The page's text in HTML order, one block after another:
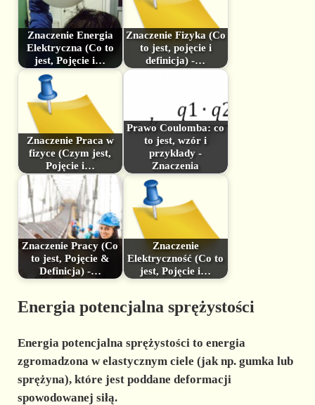
Znaczenie Energia
Elektryczna (Co to
jest, Pojęcie i…
Znaczenie Fizyka (Co
to jest, pojęcie i
definicja) -…
Znaczenie Praca w
fizyce (Czym jest,
Pojęcie i…
Prawo Coulomba: co
to jest, wzór i
przykłady -
Znaczenia
Znaczenie Pracy (Co
to jest, Pojęcie &
Definicja) -…
Znaczenie
Elektryczność (Co to
jest, Pojęcie i…
Energia potencjalna sprężystości
Energia potencjalna sprężystości to energia
zgromadzona w elastycznym ciele (jak np. gumka lub
sprężyna), które jest poddane deformacji
spowodowanej siłą.